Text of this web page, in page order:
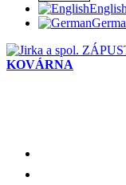
English
KOVÁRNA